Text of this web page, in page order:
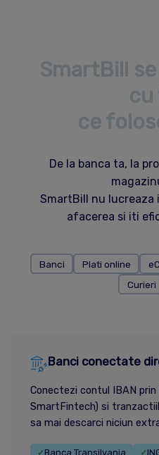
SmartBill
ce
De la banca ta, la
SmartBill nu
afacerea si iti
Banci Plati online
Curieri
Banci conectate
Conectezi contul IBAN
SmartFintech) si
sa mai descarci niciun
Banca Transilvania